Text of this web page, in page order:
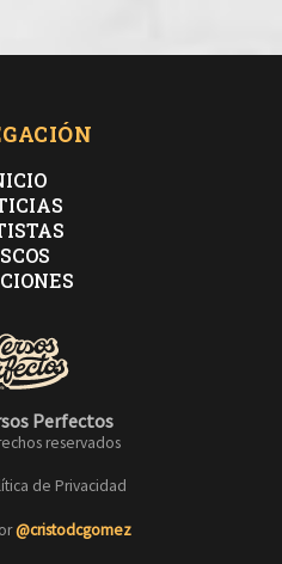
Perfectos
reservados
de Privacidad
@cristodcgomez